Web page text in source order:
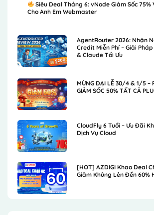
Siêu Deal Tháng 6: vNode Giảm Sốc 75%
Cho Anh Em Webmaster
AgentRouter 2026: Nhận
Credit Miễn Phí – Giải
& Claude Tối Ưu
MỪNG ĐẠI LỄ 30/4 & 1/5 –
GIẢM SỐC 50% TẤT CẢ
CloudFly 6 Tuổi – Ưu Đãi
Dịch Vụ Cloud
[HOT] AZDIGI Khao Deal
Giảm Khủng Lên Đến